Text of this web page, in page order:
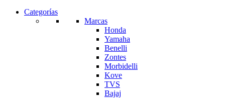
Categorías
Marcas
Honda
Yamaha
Benelli
Zontes
Morbidelli
Kove
TVS
Bajaj